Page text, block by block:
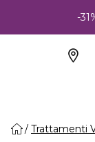
-
Trattamenti